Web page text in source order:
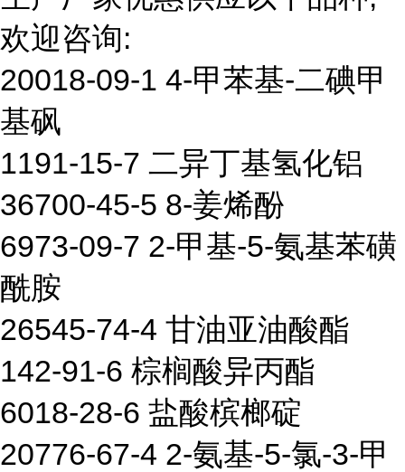
欢迎咨询:
20018-09-1 4-甲苯基-二碘甲
基砜
1191-15-7 二异丁基氢化铝
36700-45-5 8-姜烯酚
6973-09-7 2-甲基-5-氨基苯磺
酰胺
26545-74-4 甘油亚油酸酯
142-91-6 棕榈酸异丙酯
6018-28-6 盐酸槟榔碇
20776-67-4 2-氨基-5-氯-3-甲